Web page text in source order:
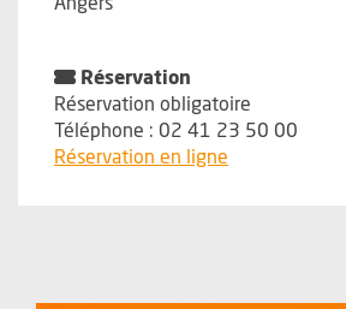
Réservation
Réservation obligatoire
Téléphone : 02 41 23 50 00
Réservation en ligne